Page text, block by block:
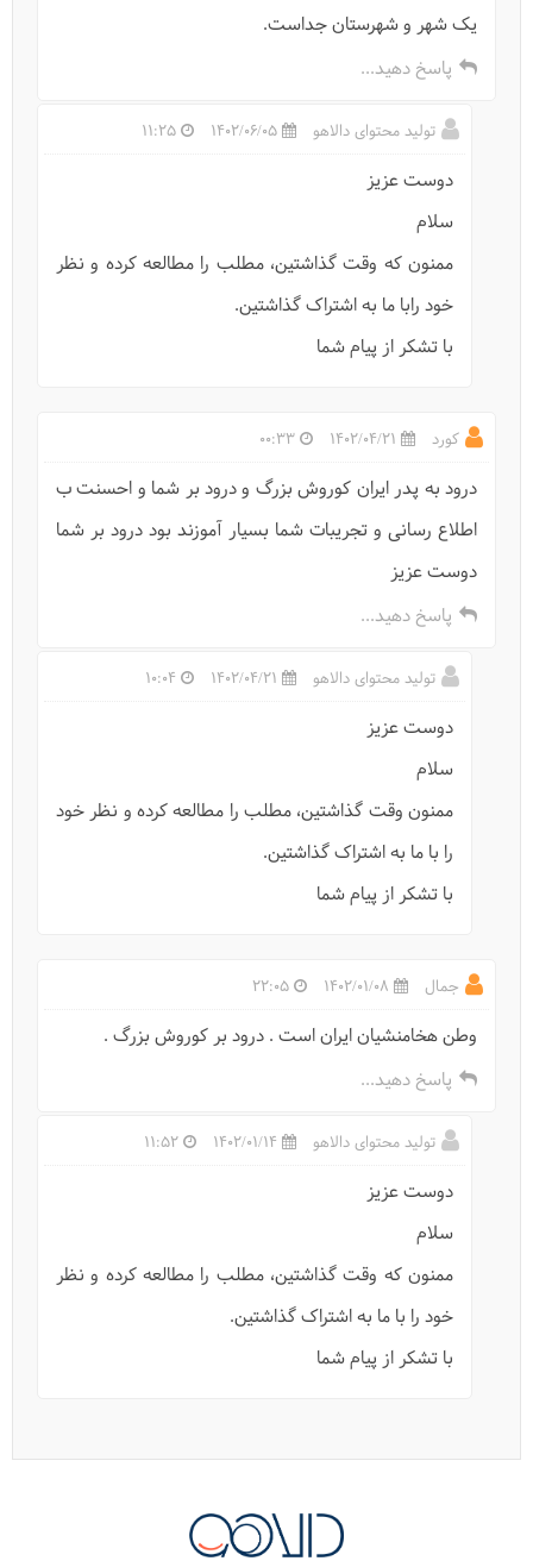
باغ ایرانی، مکانی برای آسایش
یک شهر و شهرستان جداست.
پاسخ دهید...
تولید محتوای دالاهو 1402/06/05
11:25
دوست عزیز
سلام
ممنون که وقت گذاشتین، مطلب را مطالعه کرده و نظر
خود رابا ما به اشتراک گذاشتین.
با تشکر از پیام شما
کورد 1402/04/21
00:33
درود به پدر ایران کوروش بزرگ و درود بر شما و احسنت ب
اطلاع رسانی و تجریبات شما بسیار آموزند بود درود بر شما
دوست عزیز
پاسخ دهید...
تولید محتوای دالاهو 1402/04/21
10:04
دوست عزیز
سلام
ممنون وقت گذاشتین، مطلب را مطالعه کرده و نظر خود
را با ما به اشتراک گذاشتین.
با تشکر از پیام شما
جمال 1402/01/08
22:05
وطن هخامنشیان ایران است . درود بر کوروش بزرگ .
پاسخ دهید...
تولید محتوای دالاهو 1402/01/14
11:52
دوست عزیز
سلام
ممنون که وقت گذاشتین، مطلب را مطالعه کرده و نظر
خود را با ما به اشتراک گذاشتین.
با تشکر از پیام شما